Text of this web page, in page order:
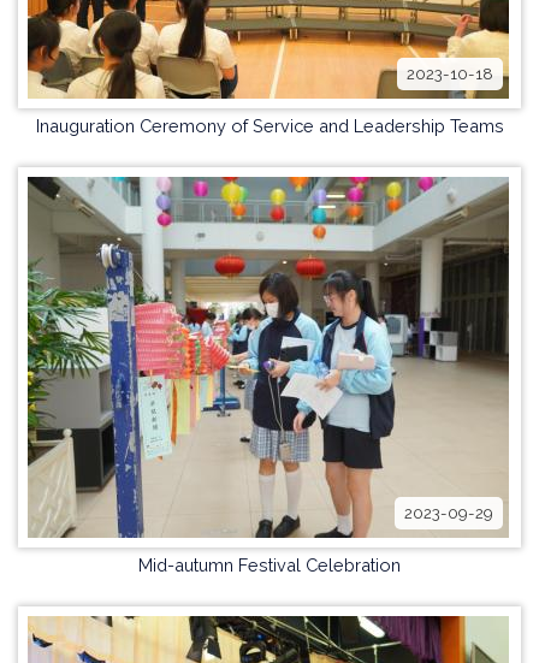
2023-10-18
Inauguration Ceremony of Service and Leadership Teams
2023-09-29
Mid-autumn Festival Celebration